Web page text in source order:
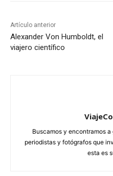
Artículo anterior
Alexander Von Humboldt, el
viajero científico
Buscamos y encontramos
periodistas y fotógrafos que
esta es